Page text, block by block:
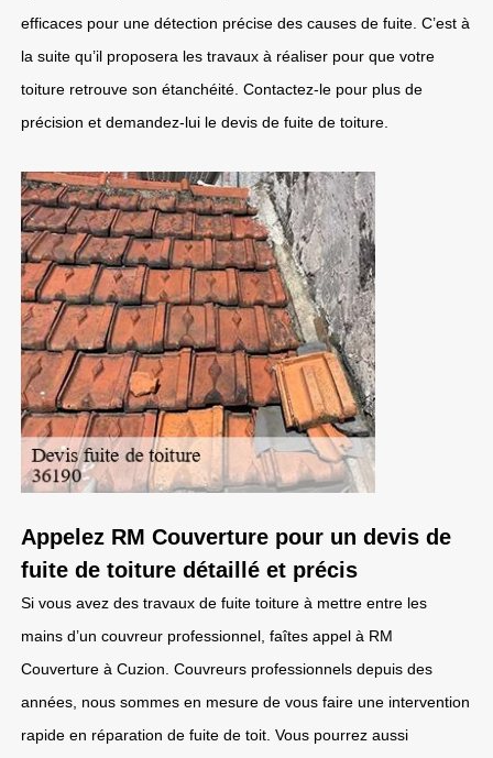
efficaces pour une détection précise des causes de fuite. C’est à
la suite qu’il proposera les travaux à réaliser pour que votre
toiture retrouve son étanchéité. Contactez-le pour plus de
précision et demandez-lui le devis de fuite de toiture.
Appelez RM Couverture pour un devis de
fuite de toiture détaillé et précis
Si vous avez des travaux de fuite toiture à mettre entre les
mains d’un couvreur professionnel, faîtes appel à RM
Couverture à Cuzion. Couvreurs professionnels depuis des
années, nous sommes en mesure de vous faire une intervention
rapide en réparation de fuite de toit. Vous pourrez aussi